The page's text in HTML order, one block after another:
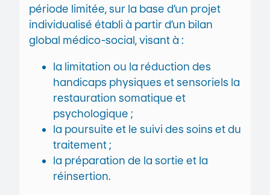
période limitée, sur la base d’un projet
individualisé établi à partir d’un bilan
global médico-social, visant à :
la limitation ou la réduction des
handicaps physiques et sensoriels la
restauration somatique et
psychologique ;
la poursuite et le suivi des soins et du
traitement ;
la préparation de la sortie et la
réinsertion.